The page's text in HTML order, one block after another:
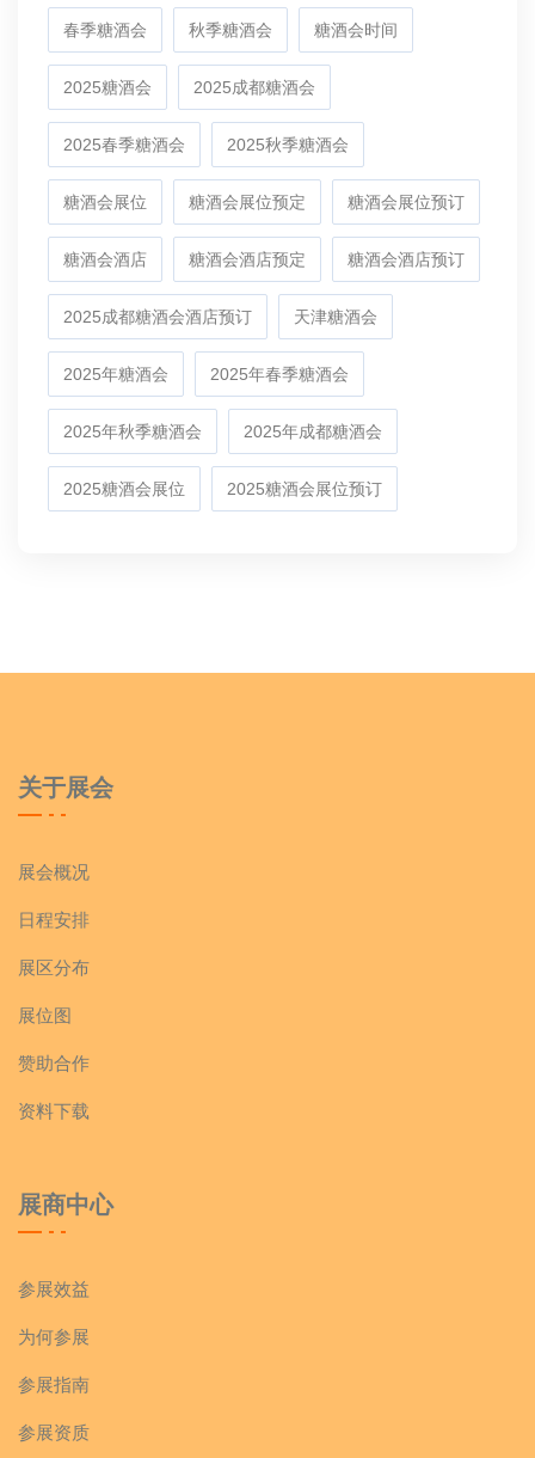
春季糖酒会 秋季糖酒会 糖酒会时间
2025糖酒会 2025成都糖酒会
2025春季糖酒会 2025秋季糖酒会
糖酒会展位 糖酒会展位预定 糖酒会展位预订
糖酒会酒店 糖酒会酒店预定 糖酒会酒店预订
2025成都糖酒会酒店预订 天津糖酒会
2025年糖酒会 2025年春季糖酒会
2025年秋季糖酒会 2025年成都糖酒会
2025糖酒会展位 2025糖酒会展位预订
关于展会
展会概况
日程安排
展区分布
展位图
赞助合作
资料下载
展商中心
参展效益
为何参展
参展指南
参展资质